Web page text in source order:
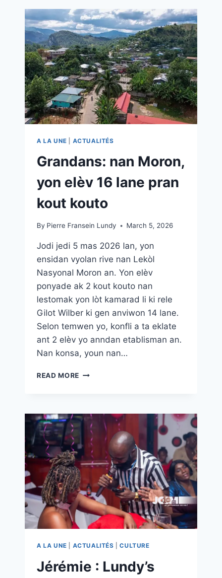
A LA UNE ACTUALITÉS
Grandans: nan Moron,
yon elèv 16 lane pran
kout kouto
By Pierre Fransein Lundy March 5, 2026
Jodi jedi 5 mas 2026 lan, yon
ensidan vyolan rive nan Lekòl
Nasyonal Moron an. Yon elèv
ponyade ak 2 kout kouto nan
lestomak yon lòt kamarad li ki rele
Gilot Wilber ki gen anviwon 14 lane.
Selon temwen yo, konfli a ta eklate
ant 2 elèv yo anndan etablisman an.
Nan konsa, youn nan…
READ MORE
A LA UNE ACTUALITÉS |CULTURE
Jérémie : Lundy’s